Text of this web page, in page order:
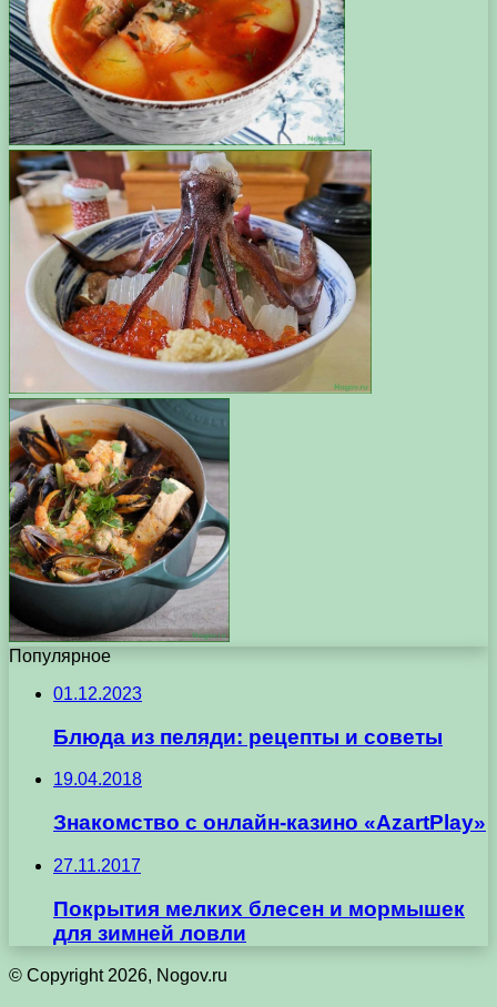
Популярное
01.12.2023
Блюда из пеляди: рецепты и советы
19.04.2018
Знакомство с онлайн-казино «AzartPlay»
27.11.2017
Покрытия мелких блесен и мормышек
для зимней ловли
© Copyright 2026, Nogov.ru